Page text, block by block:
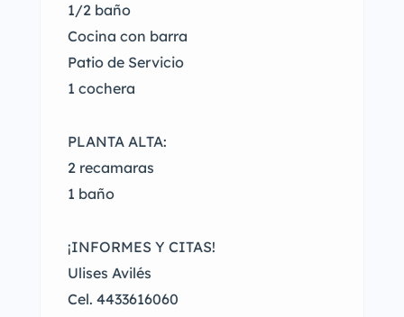
1/2 baño
Cocina con barra
Patio de Servicio
1 cochera
PLANTA ALTA:
2 recamaras
1 baño
¡INFORMES Y CITAS!
Ulises Avilés
Cel. 4433616060